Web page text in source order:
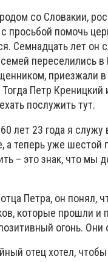
со Словакии,
просьбой помочь
Семнадцать лет он
переселились
приезжали
Тогда Петр
послужить тут.
лет 23 года я
а теперь уже
– это знак, что мы
Петра, он понял,
которые прошли и
огонь.
отец хотел,